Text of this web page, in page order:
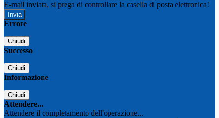
E-mail inviata, si prega di controllare la casella di posta elettronica!
Errore
Chiudi
Successo
Chiudi
Informazione
Chiudi
Attendere...
Attendere il completamento dell'operazione...